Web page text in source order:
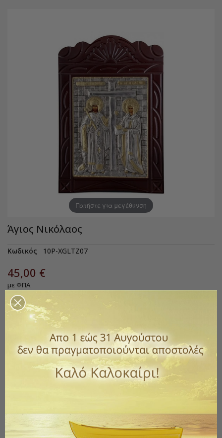
Πατήστε για μεγέθυνση
Άγιος Νικόλαος
Κωδικός 10P-XGLTZ07
45,00 €
με ΦΠΑ
Ξυλόγλυπτη κορνίζα σε καφέ χρώμα και τζάμι.
Κατασκευάζεται με αμετάβλητο μέταλλο και με επικάλυψη
από ασήμι 925ο.
Διάσταση εικόνας : 33 cm x 49 cm.
*Επικοινωνήστε μαζί μας για να διαμορφώσετε την εικόνα
που θέλετε με έναν ή περισσότερους Αγίους που επιθυμείτε.